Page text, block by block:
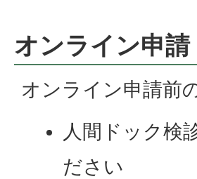
オンライン申請
オンライン申請前
人間ドック検
ださい